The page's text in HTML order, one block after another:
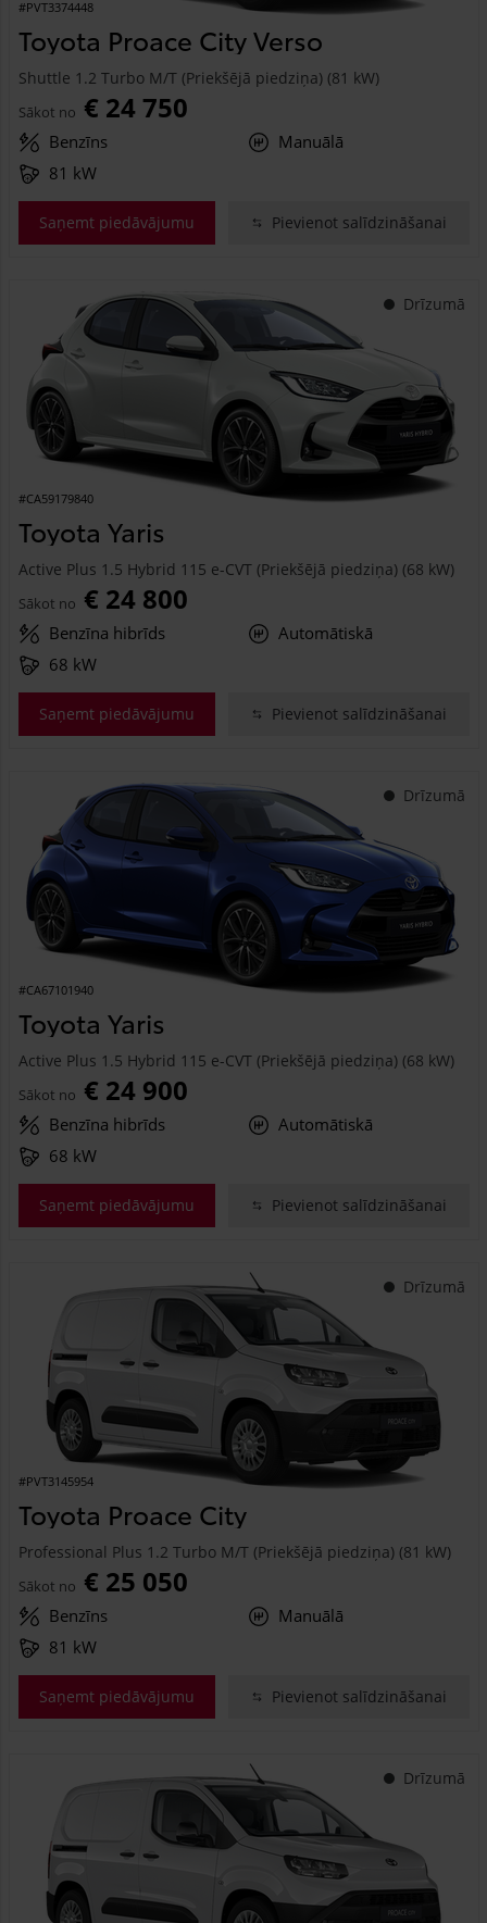
#PVT3374448
Toyota Proace City Verso
Shuttle 1.2 Turbo M/T (Priekšējā piedziņa) (81 kW)
Sākot no € 24 750
Benzīns
Manuālā
81 kW
Saņemt piedāvājumu Pievienot salīdzināšanai
Drīzumā
#CA59179840
Toyota Yaris
Active Plus 1.5 Hybrid 115 e-CVT (Priekšējā piedziņa) (68 kW)
Sākot no € 24 800
Benzīna hibrīds
Automātiskā
68 kW
Saņemt piedāvājumu Pievienot salīdzināšanai
Drīzumā
#CA67101940
Toyota Yaris
Active Plus 1.5 Hybrid 115 e-CVT (Priekšējā piedziņa) (68 kW)
Sākot no € 24 900
Benzīna hibrīds
Automātiskā
68 kW
Saņemt piedāvājumu Pievienot salīdzināšanai
Drīzumā
#PVT3145954
Toyota Proace City
Professional Plus 1.2 Turbo M/T (Priekšējā piedziņa) (81 kW)
Sākot no € 25 050
Benzīns
Manuālā
81 kW
Saņemt piedāvājumu Pievienot salīdzināšanai
Drīzumā